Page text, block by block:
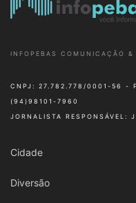
INFOPEBAS COMUNICAÇÃO &
CNPJ: 27.782.778/0001-56 -
(94)98101-7960
JORNALISTA RESPONSÁVEL:
Cidade
Diversão